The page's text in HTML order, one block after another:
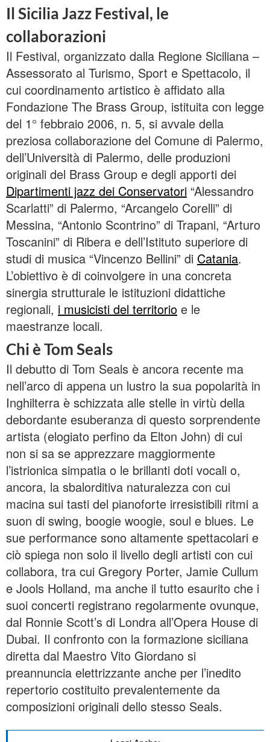
Il Sicilia Jazz Festival, le
collaborazioni
Il Festival, organizzato dalla Regione Siciliana –
Assessorato al Turismo, Sport e Spettacolo, il
cui coordinamento artistico è affidato alla
Fondazione The Brass Group, istituita con legge
del 1° febbraio 2006, n. 5, si avvale della
preziosa collaborazione del Comune di Palermo,
dell’Università di Palermo, delle produzioni
originali del Brass Group e degli apporti dei
Dipartimenti jazz dei Conservatori “Alessandro
Scarlatti” di Palermo, “Arcangelo Corelli” di
Messina, “Antonio Scontrino” di Trapani, “Arturo
Toscanini” di Ribera e dell’Istituto superiore di
studi di musica “Vincenzo Bellini” di Catania.
L’obiettivo è di coinvolgere in una concreta
sinergia strutturale le istituzioni didattiche
regionali, i musicisti del territorio e le
maestranze locali.
Chi è Tom Seals
Il debutto di Tom Seals è ancora recente ma
nell’arco di appena un lustro la sua popolarità in
Inghilterra è schizzata alle stelle in virtù della
debordante esuberanza di questo sorprendente
artista (elogiato perfino da Elton John) di cui
non si sa se apprezzare maggiormente
l’istrionica simpatia o le brillanti doti vocali o,
ancora, la sbalorditiva naturalezza con cui
macina sui tasti del pianoforte irresistibili ritmi a
suon di swing, boogie woogie, soul e blues. Le
sue performance sono altamente spettacolari e
ciò spiega non solo il livello degli artisti con cui
collabora, tra cui Gregory Porter, Jamie Cullum
e Jools Holland, ma anche il tutto esaurito che i
suoi concerti registrano regolarmente ovunque,
dal Ronnie Scott’s di Londra all’Opera House di
Dubai. Il confronto con la formazione siciliana
diretta dal Maestro Vito Giordano si
preannuncia elettrizzante anche per l’inedito
repertorio costituito prevalentemente da
composizioni originali dello stesso Seals.